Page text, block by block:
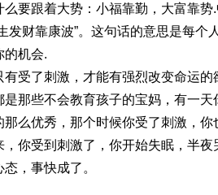
么要跟着大势：小福靠勤，大富靠
发财靠康波”。这句话的意思是每
的机会.
有受了刺激，才能有强烈改变命运
是那些不会教育孩子的宝妈，有一
那么优秀，那个时候你受了刺激，
，你受到刺激了，你开始失眠，半
，事快成了。